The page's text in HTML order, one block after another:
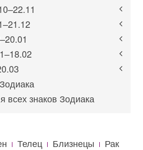
всех знаков Зодиака
Телец Близнецы
Рак